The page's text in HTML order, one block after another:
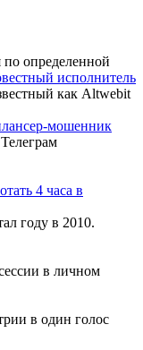
по определенной
исполнитель
как Altwebit
мошенник
4 часа в
году в 2010.
в личном
в один голос